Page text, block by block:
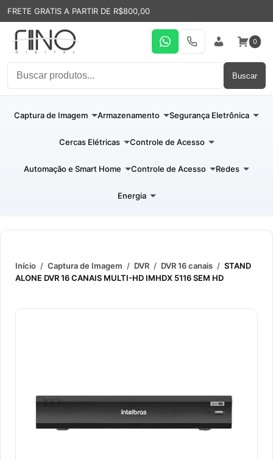
FRETE GRATIS A PARTIR DE R$800,00
Buscar
WhatsApp19 31994110
Entrar
0
Captura de Imagem Armazenamento Segurança Eletrônica
Cercas Elétricas Controle de Acesso
Automação e Smart Home Controle de Acesso Redes
Energia
Início / Captura de Imagem / DVR / DVR 16 canais / STAND
ALONE DVR 16 CANAIS MULTI-HD IMHDX 5116 SEM HD